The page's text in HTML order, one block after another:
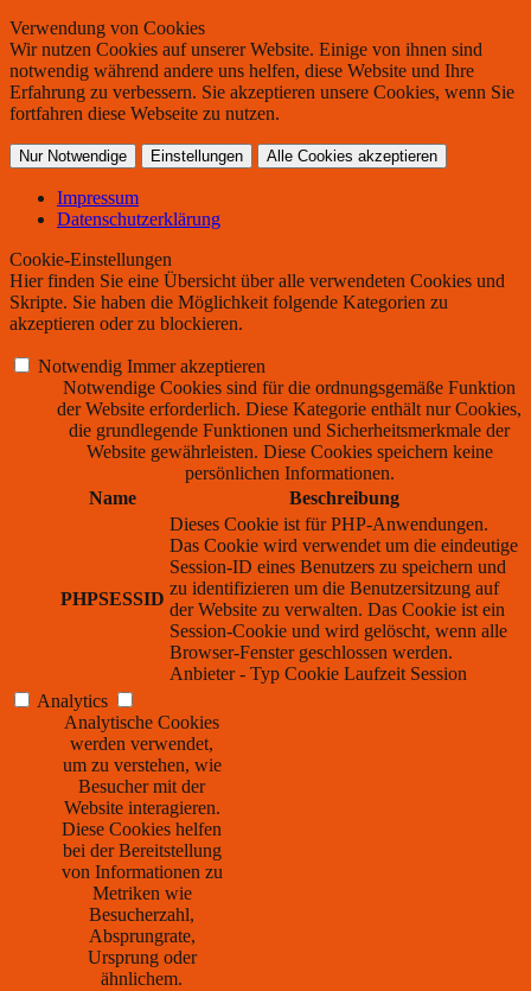
Verwendung von Cookies
Wir nutzen Cookies auf unserer Website. Einige von ihnen sind
notwendig während andere uns helfen, diese Website und Ihre
Erfahrung zu verbessern. Sie akzeptieren unsere Cookies, wenn Sie
fortfahren diese Webseite zu nutzen.
Nur Notwendige Einstellungen Alle Cookies akzeptieren
Impressum
Datenschutzerklärung
Cookie-Einstellungen
Hier finden Sie eine Übersicht über alle verwendeten Cookies und
Skripte. Sie haben die Möglichkeit folgende Kategorien zu
akzeptieren oder zu blockieren.
Notwendig Immer akzeptieren
Notwendige Cookies sind für die ordnungsgemäße Funktion
der Website erforderlich. Diese Kategorie enthält nur Cookies,
die grundlegende Funktionen und Sicherheitsmerkmale der
Website gewährleisten. Diese Cookies speichern keine
persönlichen Informationen.
Name
Beschreibung
PHPSESSID
Dieses Cookie ist für PHP-Anwendungen.
Das Cookie wird verwendet um die eindeutige
Session-ID eines Benutzers zu speichern und
zu identifizieren um die Benutzersitzung auf
der Website zu verwalten. Das Cookie ist ein
Session-Cookie und wird gelöscht, wenn alle
Browser-Fenster geschlossen werden.
Anbieter - Typ Cookie Laufzeit Session
Analytics
Analytische Cookies
werden verwendet,
um zu verstehen, wie
Besucher mit der
Website interagieren.
Diese Cookies helfen
bei der Bereitstellung
von Informationen zu
Metriken wie
Besucherzahl,
Absprungrate,
Ursprung oder
ähnlichem.